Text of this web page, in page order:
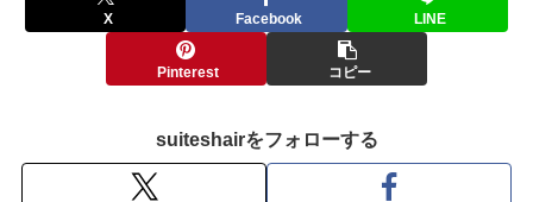
X Facebook LINE
Pinterest コピー
suiteshairをフォローする